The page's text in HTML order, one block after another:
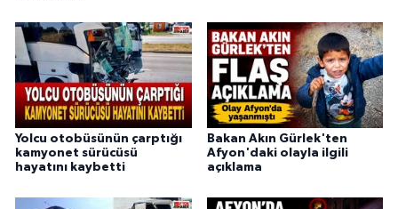
Yolcu otobüsünün çarptığı
kamyonet sürücüsü
hayatını kaybetti
Bakan Akın Gürlek'ten
Afyon'daki olayla ilgili
açıklama